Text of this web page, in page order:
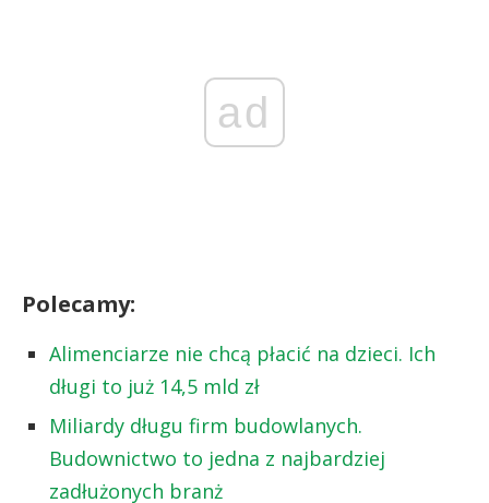
ad
Polecamy:
Alimenciarze nie chcą płacić na dzieci. Ich
długi to już 14,5 mld zł
Miliardy długu firm budowlanych.
Budownictwo to jedna z najbardziej
zadłużonych branż